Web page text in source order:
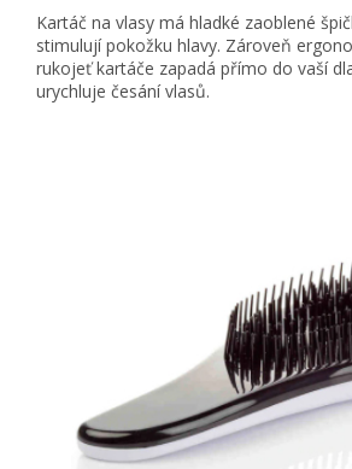
Kartáč na vlasy má hladké zaoblené
stimulují pokožku hlavy. Zároveň
rukojeť kartáče zapadá přímo do vaší
urychluje česání vlasů.